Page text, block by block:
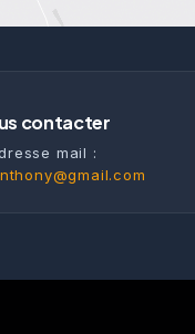
contacter
mail :